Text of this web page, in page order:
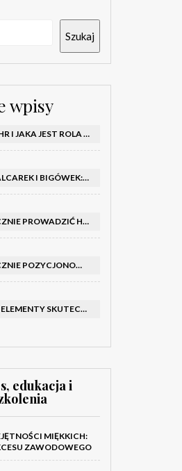
Szukaj
wpisy
CZYM JEST HR I JAKA JEST ROLA DZIAŁU HR W FIRMIE
RODZAJE FALCAREK I BIGÓWEK: JAKIE WYBRAĆ DO PRODUKCJI?
JAK SKUTECZNIE PROWADZIĆ HOSTESSY NA TARGACH: PORADNIK I SZKOLENIA
JAK SKUTECZNIE POZYCJONOWAĆ SKLEP SHOPER: KLUCZOWE KROKI I STRATEGIE
KLUCZOWE ELEMENTY SKUTECZNEGO KATALOGU FIRMOWEGO I BROSZURY
edukacja i
MIĘKKICH:
ZAWODOWEGO